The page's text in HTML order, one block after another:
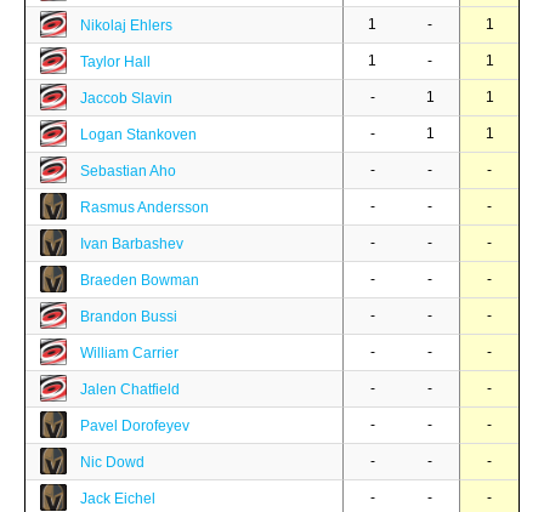
Nikolaj Ehlers 1 - 1
Taylor Hall 1 - 1
Jaccob Slavin - 1 1
Logan Stankoven - 1 1
Sebastian Aho - - -
Rasmus Andersson - - -
Ivan Barbashev - - -
Braeden Bowman - - -
Brandon Bussi - - -
William Carrier - - -
Jalen Chatfield - - -
Pavel Dorofeyev - - -
Nic Dowd - - -
Jack Eichel - - -